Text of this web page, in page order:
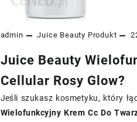
admin Juice Beauty Produkt
Juice Beauty
Cellular Rosy Glow?
Jeśli szukasz kosmetyku, który
Wielofunkcyjny Krem Cc Do